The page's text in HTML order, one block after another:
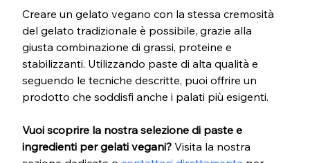
Creare un gelato vegano con la stessa cremosità
del gelato tradizionale è possibile, grazie alla
giusta combinazione di grassi, proteine e
stabilizzanti. Utilizzando paste di alta qualità e
seguendo le tecniche descritte, puoi offrire un
prodotto che soddisfi anche i palati più esigenti.
Vuoi scoprire la nostra selezione di paste e
ingredienti per gelati vegani? Visita la nostra